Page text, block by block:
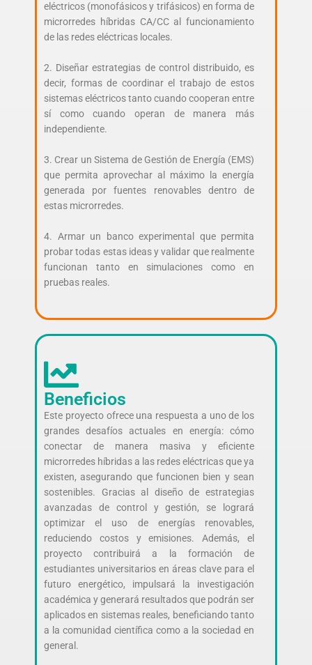
eléctricos (monofásicos y trifásicos) en forma de
microrredes híbridas CA/CC al funcionamiento
de las redes eléctricas locales.
2. Diseñar estrategias de control distribuido, es
decir, formas de coordinar el trabajo de estos
sistemas eléctricos tanto cuando cooperan entre
sí como cuando operan de manera más
independiente.
3. Crear un Sistema de Gestión de Energía (EMS)
que permita aprovechar al máximo la energía
generada por fuentes renovables dentro de
estas microrredes.
4. Armar un banco experimental que permita
probar todas estas ideas y validar que realmente
funcionan tanto en simulaciones como en
pruebas reales.
Beneficios
Este proyecto ofrece una respuesta a uno de los
grandes desafíos actuales en energía: cómo
conectar de manera masiva y eficiente
microrredes híbridas a las redes eléctricas que ya
existen, asegurando que funcionen bien y sean
sostenibles. Gracias al diseño de estrategias
avanzadas de control y gestión, se logrará
optimizar el uso de energías renovables,
reduciendo costos y emisiones. Además, el
proyecto contribuirá a la formación de
estudiantes universitarios en áreas clave para el
futuro energético, impulsará la investigación
académica y generará resultados que podrán ser
aplicados en sistemas reales, beneficiando tanto
a la comunidad científica como a la sociedad en
general.